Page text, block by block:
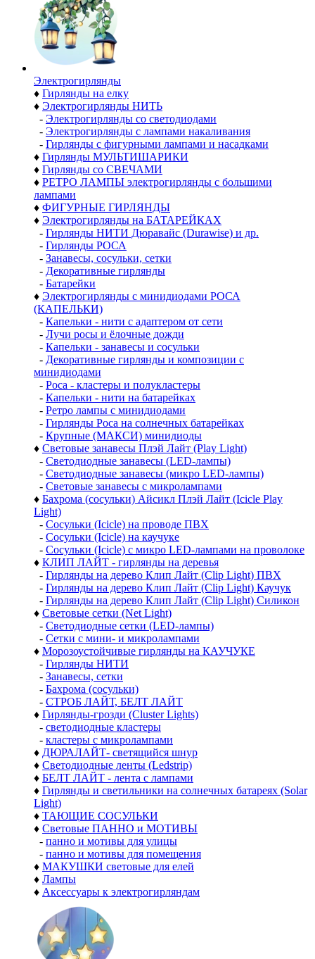
Электро­гирлянды
♦ Гирлянды на елку
♦ Электрогирлянды НИТЬ
- Электрогирлянды со светодиодами
- Электрогирлянды с лампами накаливания
- Гирлянды с фигурными лампами и насадками
♦ Гирлянды МУЛЬТИШАРИКИ
♦ Гирлянды со СВЕЧАМИ
♦ РЕТРО ЛАМПЫ электрогирлянды с большими
лампами
♦ ФИГУРНЫЕ ГИРЛЯНДЫ
♦ Электрогирлянды на БАТАРЕЙКАХ
- Гирлянды НИТИ Дюравайс (Durawise) и др.
- Гирлянды РОСА
- Занавесы, сосульки, сетки
- Декоративные гирлянды
- Батарейки
♦ Электрогирлянды с минидиодами РОСА
(КАПЕЛЬКИ)
- Капельки - нити с адаптером от сети
- Лучи росы и ёлочные дожди
- Капельки - занавесы и сосульки
- Декоративные гирлянды и композиции с
минидиодами
- Роса - кластеры и полукластеры
- Капельки - нити на батарейках
- Ретро лампы с минидиодами
- Гирлянды Роса на солнечных батарейках
- Крупные (МАКСИ) минидиоды
♦ Световые занавесы Плэй Лайт (Play Light)
- Светодиодные занавесы (LED-лампы)
- Светодиодные занавесы (микро LED-лампы)
- Световые занавесы с микролампами
♦ Бахрома (сосульки) Айсикл Плэй Лайт (Icicle Play
Light)
- Сосульки (Icicle) на проводе ПВХ
- Сосульки (Icicle) на каучуке
- Сосульки (Icicle) с микро LED-лампами на проволоке
♦ КЛИП ЛАЙТ - гирлянды на деревья
- Гирлянды на дерево Клип Лайт (Clip Light) ПВХ
- Гирлянды на дерево Клип Лайт (Clip Light) Каучук
- Гирлянды на дерево Клип Лайт (Clip Light) Силикон
♦ Световые сетки (Net Light)
- Светодиодные сетки (LED-лампы)
- Сетки с мини- и микролампами
♦ Морозоустойчивые гирлянды на КАУЧУКЕ
- Гирлянды НИТИ
- Занавесы, сетки
- Бахрома (сосульки)
- СТРОБ ЛАЙТ, БЕЛТ ЛАЙТ
♦ Гирлянды-грозди (Cluster Lights)
- светодиодные кластеры
- кластеры с микролампами
♦ ДЮРАЛАЙТ- светящийся шнур
♦ Светодиодные ленты (Ledstrip)
♦ БЕЛТ ЛАЙТ - лента с лампами
♦ Гирлянды и светильники на солнечных батареях (Solar
Light)
♦ ТАЮЩИЕ СОСУЛЬКИ
♦ Световые ПАННО и МОТИВЫ
- панно и мотивы для улицы
- панно и мотивы для помещения
♦ МАКУШКИ световые для елей
♦ Лампы
♦ Аксессуары к электрогирляндам